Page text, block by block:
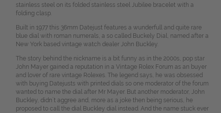
stainless steel on its folded stainless steel Jubilee bracelet with a
folding clasp.
Built in 1977 this 36mm Datejust features a wunderfull and quite rare
blue dial with roman numerals, a so called Buckely Dial, named after a
New York based vintage watch dealer John Buckley.
The story behind the nickname is a bit funny as in the 2000s, pop star
John Mayer gained a reputation in a Vintage Rolex Forum as an buyer
and lover of rare vintage Rolexes. The legend says, he was obsessed
with buying Datejusts with printed dials so one moderator of the forum
wanted to name the dial after Mr Mayer. But another moderator, John
Buckley, didn`t aggree and, more as a joke then being serious, he
proposed to call the dial Buckley dial instead. And the name stuck ever